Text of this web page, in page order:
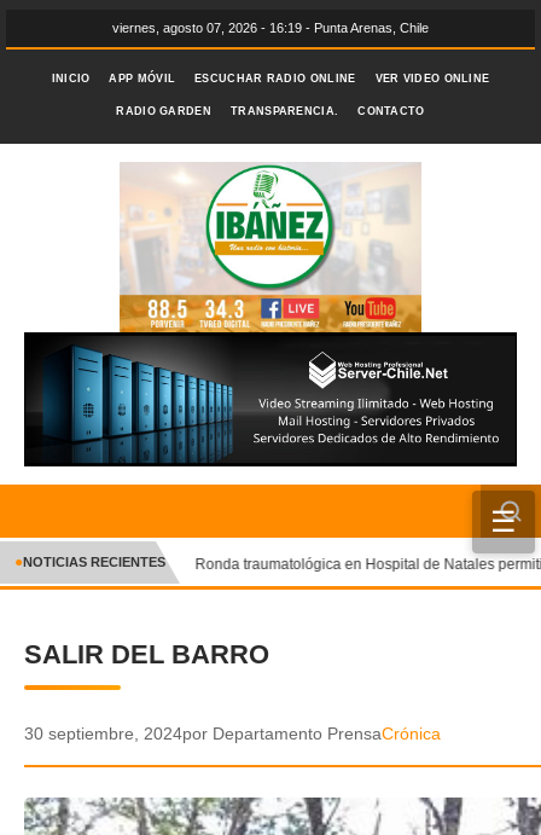
viernes, agosto 07, 2026 - 16:19 - Punta Arenas, Chile
INICIO APP MÓVIL ESCUCHAR RADIO ONLINE VER VIDEO ONLINE
RADIO GARDEN TRANSPARENCIA. CONTACTO
☰
INICIO
CRÓNICA
DEPORTES
POLICIAL
POLÍTICA
✕
NOTICIAS RECIENTES Ronda traumatológica en Hospital de Natales
SALIR DEL BARRO
30 septiembre, 2024por Departamento PrensaCrónica